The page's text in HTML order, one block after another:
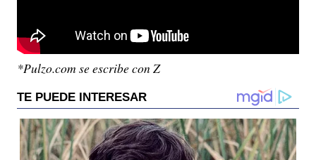
*Pulzo.com se escribe con Z